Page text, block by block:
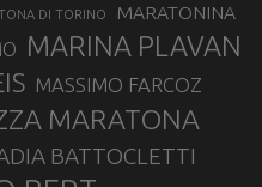
DI TORINO MARATONINA
MARINA PLAVAN
MASSIMO FARCOZ
MARATONA
BATTOCLETTI